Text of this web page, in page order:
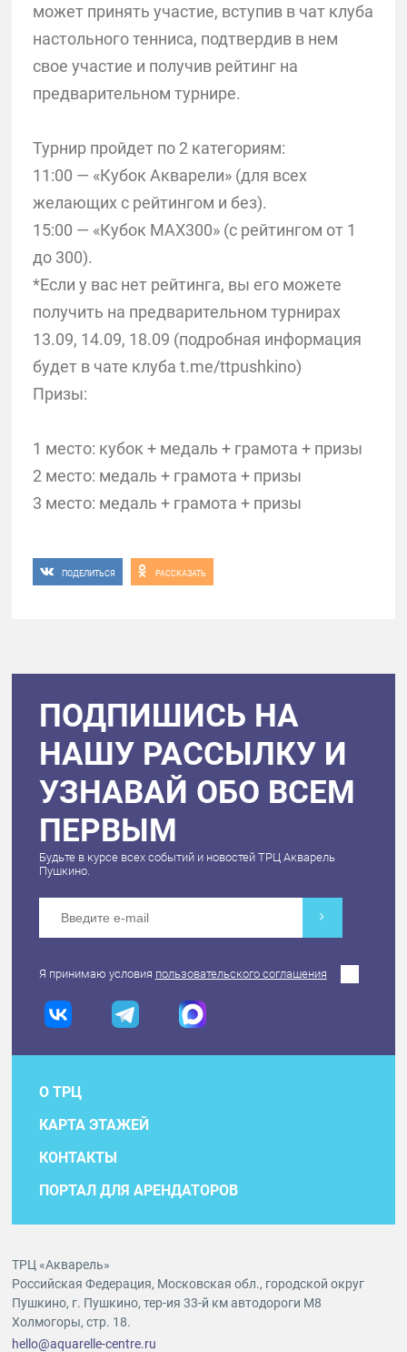
может принять участие, вступив в чат клуба
настольного тенниса, подтвердив в нем
свое участие и получив рейтинг на
предварительном турнире.
Турнир пройдет по 2 категориям:
11:00 — «Кубок Акварели» (для всех
желающих с рейтингом и без).
15:00 — «Кубок MAX300» (с рейтингом от 1
до 300).
*Если у вас нет рейтинга, вы его можете
получить на предварительном турнирах
13.09, 14.09, 18.09 (подробная информация
будет в чате клуба t.me/ttpushkino)
Призы:
1 место: кубок + медаль + грамота + призы
2 место: медаль + грамота + призы
3 место: медаль + грамота + призы
ПОДЕЛИТЬСЯ РАССКАЗАТЬ
ПОДПИШИСЬ НА
НАШУ РАССЫЛКУ И
УЗНАВАЙ ОБО ВСЕМ
ПЕРВЫМ
Будьте в курсе всех событий и новостей ТРЦ Акварель
Пушкино.
Я принимаю условия пользовательского соглашения
О ТРЦ
КАРТА ЭТАЖЕЙ
КОНТАКТЫ
ПОРТАЛ ДЛЯ АРЕНДАТОРОВ
ТРЦ «Акварель»
Российская Федерация, Московская обл., городской округ
Пушкино, г. Пушкино, тер-ия 33-й км автодороги М8
Холмогоры, стр. 18.
hello@aquarelle-centre.ru